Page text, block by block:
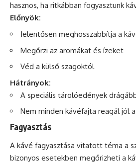
hasznos, ha ritkábban fogyasztunk
Előnyök:
Jelentősen meghosszabbítja a
Megőrzi az aromákat és ízeket
Véd a külső szagoktól
Hátrányok:
A speciális tárolóedények
Nem minden kávéfajta reagál jól
Fagyasztás
A kávé fagyasztása vitatott téma a
bizonyos esetekben megőrizheti a